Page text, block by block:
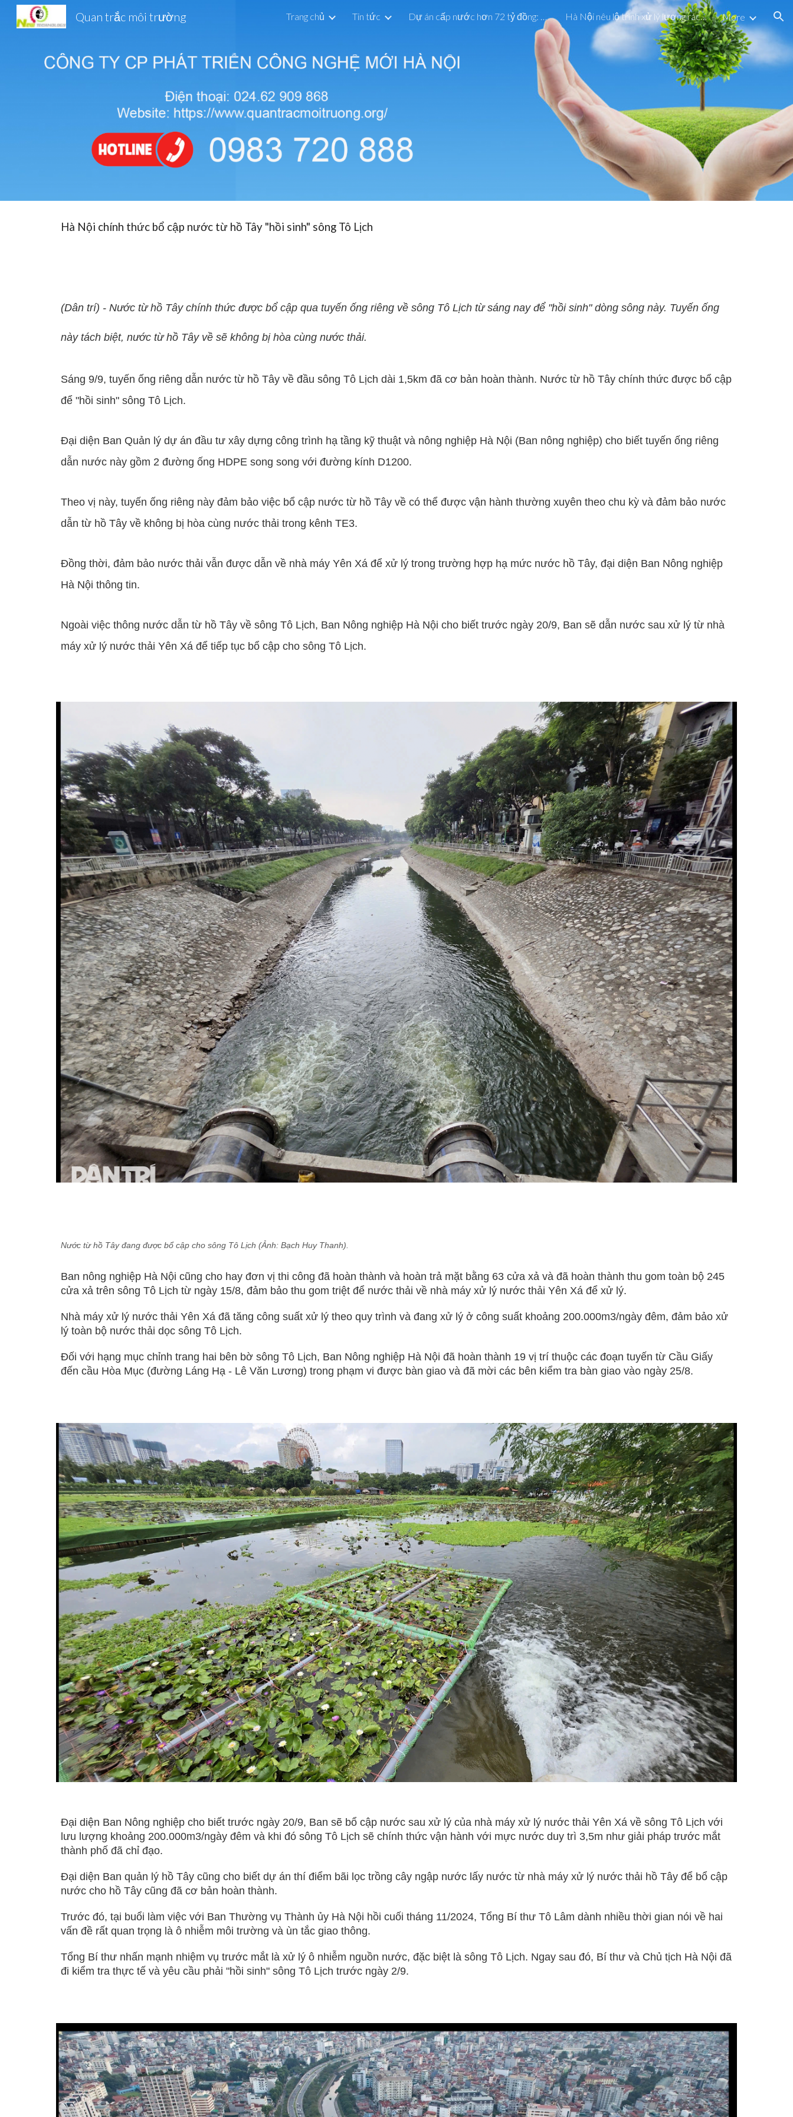
Skip to main content Skip to navigation
Quan trắc môi trường Trang chủ Tin tức Dự án cấp nước hơn 72 tỷ đồng: Vừa vận hành, vừa khắc phục sự cố Hà Nội nêu lộ trình xử lý lượng rác chôn ở bãi Nam Sơn More
Hà Nội chính thức bổ cập nước từ hồ Tây "hồi sinh" sông Tô Lịch
(Dân trí) - Nước từ hồ Tây chính thức được bổ cập qua tuyến ống riêng về sông Tô Lịch từ sáng nay để "hồi sinh" dòng sông này. Tuyến ống
này tách biệt, nước từ hồ Tây về sẽ không bị hòa cùng nước thải.
Sáng 9/9, tuyến ống riêng dẫn nước từ hồ Tây về đầu sông Tô Lịch dài 1,5km đã cơ bản hoàn thành. Nước từ hồ Tây chính thức được bổ cập
để "hồi sinh" sông Tô Lịch.
Đại diện Ban Quản lý dự án đầu tư xây dựng công trình hạ tầng kỹ thuật và nông nghiệp Hà Nội (Ban nông nghiệp) cho biết tuyến ống riêng
dẫn nước này gồm 2 đường ống HDPE song song với đường kính D1200.
Theo vị này, tuyến ống riêng này đảm bảo việc bổ cập nước từ hồ Tây về có thể được vận hành thường xuyên theo chu kỳ và đảm bảo nước
dẫn từ hồ Tây về không bị hòa cùng nước thải trong kênh TE3.
Đồng thời, đảm bảo nước thải vẫn được dẫn về nhà máy Yên Xá để xử lý trong trường hợp hạ mức nước hồ Tây, đại diện Ban Nông nghiệp
Hà Nội thông tin.
Ngoài việc thông nước dẫn từ hồ Tây về sông Tô Lịch, Ban Nông nghiệp Hà Nội cho biết trước ngày 20/9, Ban sẽ dẫn nước sau xử lý từ nhà
máy xử lý nước thải Yên Xá để tiếp tục bổ cập cho sông Tô Lịch.
Nước từ hồ Tây đang được bổ cập cho sông Tô Lịch (Ảnh: Bạch Huy Thanh).
Ban nông nghiệp Hà Nội cũng cho hay đơn vị thi công đã hoàn thành và hoàn trả mặt bằng 63 cửa xả và đã hoàn thành thu gom toàn bộ 245
cửa xả trên sông Tô Lịch từ ngày 15/8, đảm bảo thu gom triệt để nước thải về nhà máy xử lý nước thải Yên Xá để xử lý.
Nhà máy xử lý nước thải Yên Xá đã tăng công suất xử lý theo quy trình và đang xử lý ở công suất khoảng 200.000m3/ngày đêm, đảm bảo xử
lý toàn bộ nước thải dọc sông Tô Lịch.
Đối với hạng mục chỉnh trang hai bên bờ sông Tô Lịch, Ban Nông nghiệp Hà Nội đã hoàn thành 19 vị trí thuộc các đoạn tuyến từ Cầu Giấy
đến cầu Hòa Mục (đường Láng Hạ - Lê Văn Lương) trong phạm vi được bàn giao và đã mời các bên kiểm tra bàn giao vào ngày 25/8.
Đại diện Ban Nông nghiệp cho biết trước ngày 20/9, Ban sẽ bổ cập nước sau xử lý của nhà máy xử lý nước thải Yên Xá về sông Tô Lịch với
lưu lượng khoảng 200.000m3/ngày đêm và khi đó sông Tô Lịch sẽ chính thức vận hành với mực nước duy trì 3,5m như giải pháp trước mắt
thành phố đã chỉ đạo.
Đại diện Ban quản lý hồ Tây cũng cho biết dự án thí điểm bãi lọc trồng cây ngập nước lấy nước từ nhà máy xử lý nước thải hồ Tây để bổ cập
nước cho hồ Tây cũng đã cơ bản hoàn thành.
Trước đó, tại buổi làm việc với Ban Thường vụ Thành ủy Hà Nội hồi cuối tháng 11/2024, Tổng Bí thư Tô Lâm dành nhiều thời gian nói về hai
vấn đề rất quan trọng là ô nhiễm môi trường và ùn tắc giao thông.
Tổng Bí thư nhấn mạnh nhiệm vụ trước mắt là xử lý ô nhiễm nguồn nước, đặc biệt là sông Tô Lịch. Ngay sau đó, Bí thư và Chủ tịch Hà Nội đã
đi kiểm tra thực tế và yêu cầu phải "hồi sinh" sông Tô Lịch trước ngày 2/9.